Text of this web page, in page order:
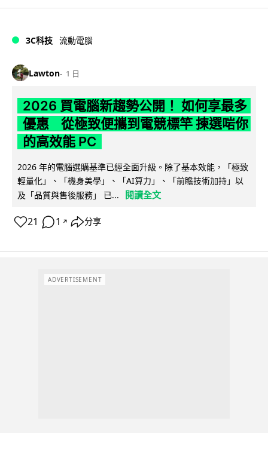
3C科技 流動電腦
Lawton 1 日
2026 買電腦新趨勢公開！ 如何享最多
優惠 從極致便攜到電競標竿 揀選啱你
的高效能 PC
2026 年的電腦選購基準已經全面升級。除了基本效能，「極致
輕量化」、「機身美學」、「AI算力」、「前瞻技術加持」以
及「品質與售後服務」 已...
閱讀全文
21 1 ↗ 分享
ADVERTISEMENT